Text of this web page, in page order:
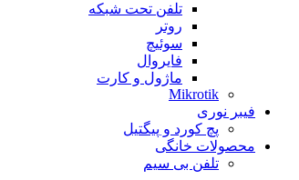
تلفن تحت شبکه
روتر
سوئیچ
فایروال
ماژول و کارت
Mikrotik
فیبر نوری
پچ کورد و پیگتیل
محصولات خانگی
تلفن بی سیم